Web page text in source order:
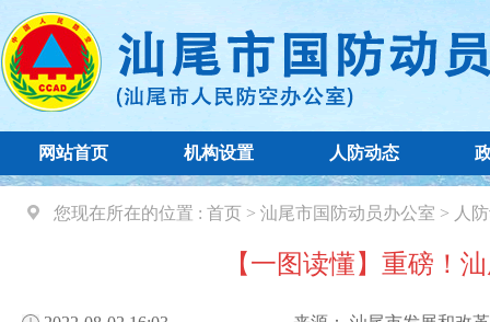
网站首页 机构设置 人防动态
您现在所在的位置 : 首页 > 汕尾市国防动员办公室 > 人
【一图读懂】重磅！